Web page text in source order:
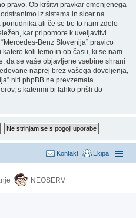
pravo. Ob kršitvi pravkar omenjenega
iz sistema in sicer na
ali če se bo to nam zdelo
kar pripomore k uveljavitvi
Benz Slovenija” pravico
koli temo in ob času, ki se nam
da se vaše objavljene vsebine shrani
naprej brez vašega dovoljenja,
niti phpBB ne prevzemata
s katerimi bi lahko prišli do
Ekipa
Kontakt
NEOSERV